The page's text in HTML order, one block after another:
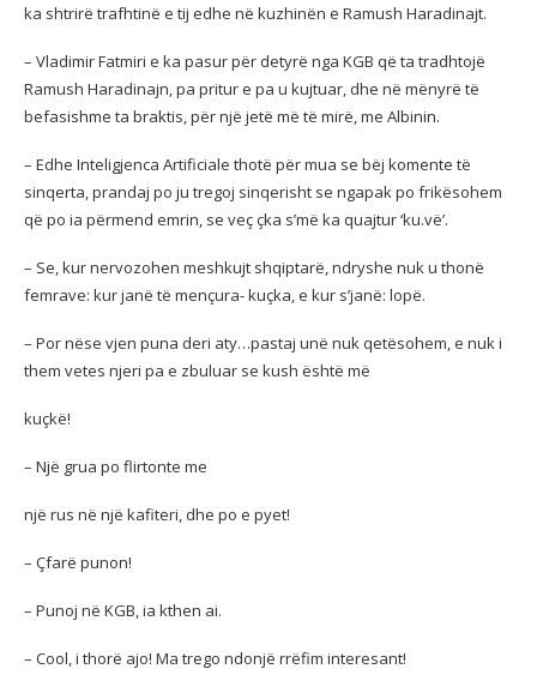
ka shtrirë trafhtinë e tij edhe në kuzhinën e Ramush Haradinajt.
– Vladimir Fatmiri e ka pasur për detyrë nga KGB që ta tradhtojë
Ramush Haradinajn, pa pritur e pa u kujtuar, dhe në mënyrë të
befasishme ta braktis, për një jetë më të mirë, me Albinin.
– Edhe Inteligjenca Artificiale thotë për mua se bëj komente të
sinqerta, prandaj po ju tregoj sinqerisht se ngapak po frikësohem
që po ia përmend emrin, se veç çka s’më ka quajtur ‘ku.vë’.
– Se, kur nervozohen meshkujt shqiptarë, ndryshe nuk u thonë
femrave: kur janë të mençura- kuçka, e kur s’janë: lopë.
– Por nëse vjen puna deri aty…pastaj unë nuk qetësohem, e nuk i
them vetes njeri pa e zbuluar se kush është më
kuçkë!
– Një grua po flirtonte me
një rus në një kafiteri, dhe po e pyet!
– Çfarë punon!
– Punoj në KGB, ia kthen ai.
– Cool, i thorë ajo! Ma trego ndonjë rrëfim interesant!